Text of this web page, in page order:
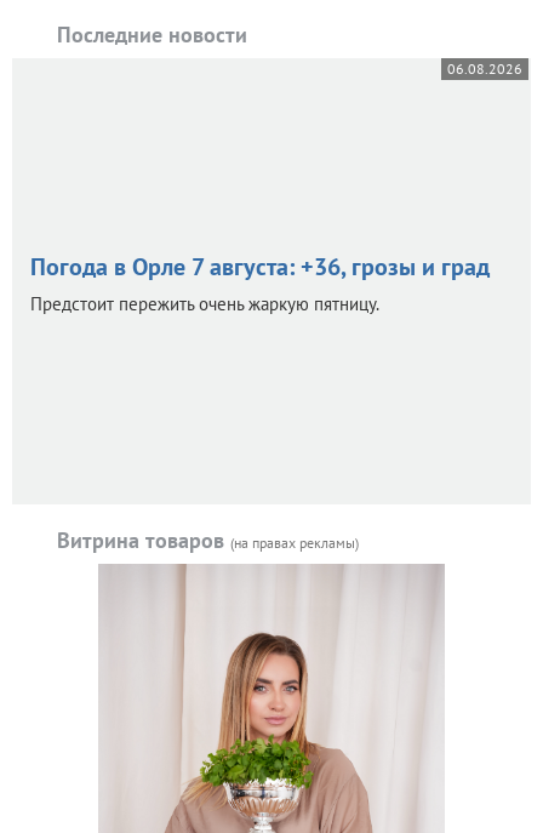
Последние новости
06.08.2026
Погода в Орле 7 августа: +36, грозы и град
Предстоит пережить очень жаркую пятницу.
Витрина товаров (на правах рекламы)